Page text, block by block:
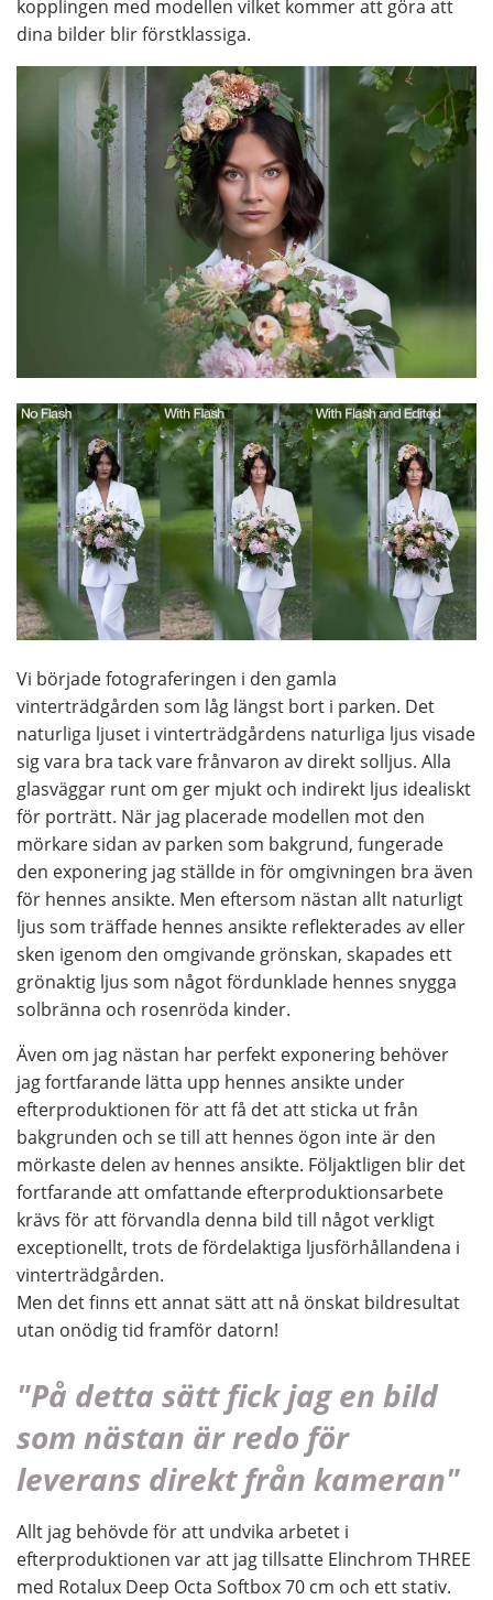
kopplingen med modellen vilket kommer att göra att
dina bilder blir förstklassiga.
Vi började fotograferingen i den gamla
vinterträdgården som låg längst bort i parken. Det
naturliga ljuset i vinterträdgårdens naturliga ljus visade
sig vara bra tack vare frånvaron av direkt solljus. Alla
glasväggar runt om ger mjukt och indirekt ljus idealiskt
för porträtt. När jag placerade modellen mot den
mörkare sidan av parken som bakgrund, fungerade
den exponering jag ställde in för omgivningen bra även
för hennes ansikte. Men eftersom nästan allt naturligt
ljus som träffade hennes ansikte reflekterades av eller
sken igenom den omgivande grönskan, skapades ett
grönaktig ljus som något fördunklade hennes snygga
solbränna och rosenröda kinder.
Även om jag nästan har perfekt exponering behöver
jag fortfarande lätta upp hennes ansikte under
efterproduktionen för att få det att sticka ut från
bakgrunden och se till att hennes ögon inte är den
mörkaste delen av hennes ansikte. Följaktligen blir det
fortfarande att omfattande efterproduktionsarbete
krävs för att förvandla denna bild till något verkligt
exceptionellt, trots de fördelaktiga ljusförhållandena i
vinterträdgården.
Men det finns ett annat sätt att nå önskat bildresultat
utan onödig tid framför datorn!
"På detta sätt fick jag en bild
som nästan är redo för
leverans direkt från kameran"
Allt jag behövde för att undvika arbetet i
efterproduktionen var att jag tillsatte Elinchrom THREE
med Rotalux Deep Octa Softbox 70 cm och ett stativ.